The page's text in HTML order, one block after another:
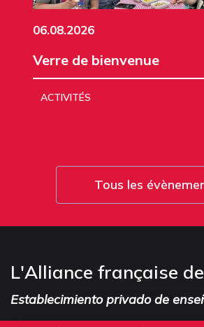
06.08.2026
Verre de bienvenue
ACTIVITÉS
Tous les
L'Alliance française
Establecimiento privado de